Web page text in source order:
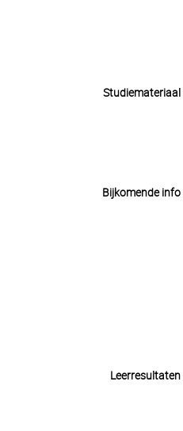
Studiemateriaal
Bijkomende info
Leerresultaten